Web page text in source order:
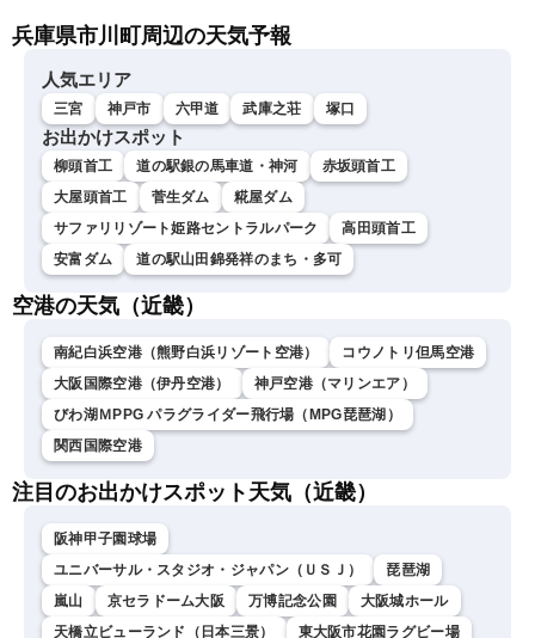
ーン・駒木結衣／内藤邦
兵庫県市川町周辺の天気予報
人気エリア
三宮 神戸市 六甲道 武庫之荘 塚口
お出かけスポット
柳頭首工 道の駅銀の馬車道・神河
赤坂頭首工
大屋頭首工
菅生ダム
糀屋ダム
サファリリゾート姫路セントラルパーク
高田頭首工
安富ダム
道の駅山田錦発祥のまち・多可
空港の天気（近畿）
南紀白浜空港（熊野白浜リゾート空港）
コウノトリ但馬空港
大阪国際空港（伊丹空港）
神戸空港（マリンエア）
びわ湖ＭPPG パラグライダー飛行場（MPG琵琶湖）
関西国際空港
注目のお出かけスポット天気（近畿）
阪神甲子園球場
ユニバーサル・スタジオ・ジャパン（ＵＳＪ）
琵琶湖
嵐山
京セラドーム大阪 万博記念公園
大阪城ホール
天橋立ビューランド（日本三景）
東大阪市花園ラグビー場